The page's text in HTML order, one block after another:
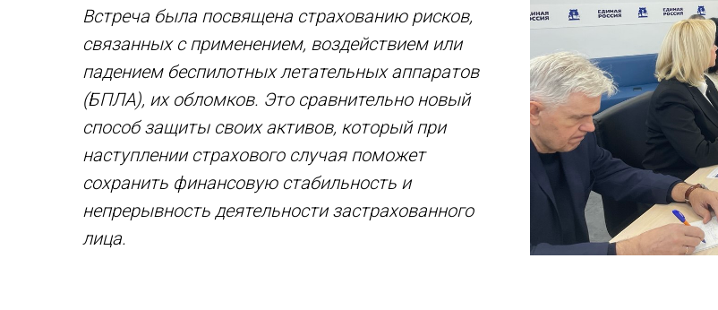
Встреча была посвящена страхованию рисков,
связанных с применением, воздействием или
падением беспилотных летательных аппаратов
(БПЛА), их обломков. Это сравнительно новый
способ защиты своих активов, который при
наступлении страхового случая поможет
сохранить финансовую стабильность и
непрерывность деятельности застрахованного
лица.